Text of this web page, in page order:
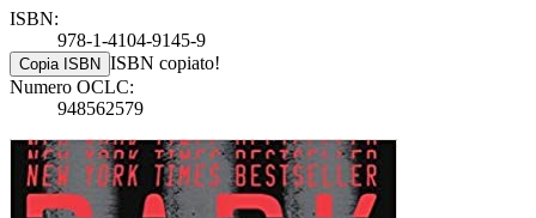
ISBN:
978-1-4104-9145-9
Copia ISBN ISBN copiato!
Numero OCLC:
948562579